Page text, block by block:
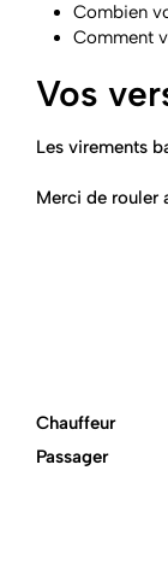
Combien
Comment
Vos
Les virements
Merci de rouler
Chauffeur
Passager